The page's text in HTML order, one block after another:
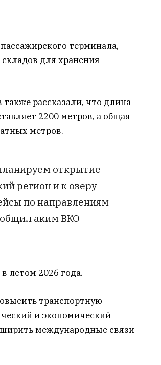
терминала,
для хранения
рассказали, что длина
2200 метров, а общая
метров.
открытие
регион и к озеру
по направлениям
аким ВКО
летом 2026 года.
транспортную
и экономический
международные связи